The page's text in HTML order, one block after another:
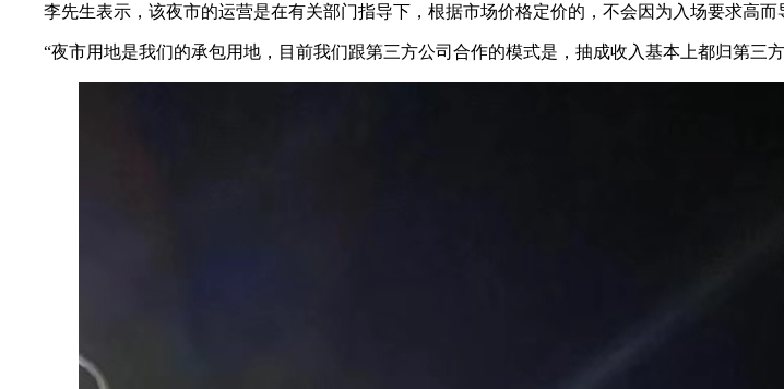
李先生表示，该夜市的运营是在有关部门指导下，根据市场价格定价的，不会因为入场要求高而
“夜市用地是我们的承包用地，目前我们跟第三方公司合作的模式是，抽成收入基本上都归第三